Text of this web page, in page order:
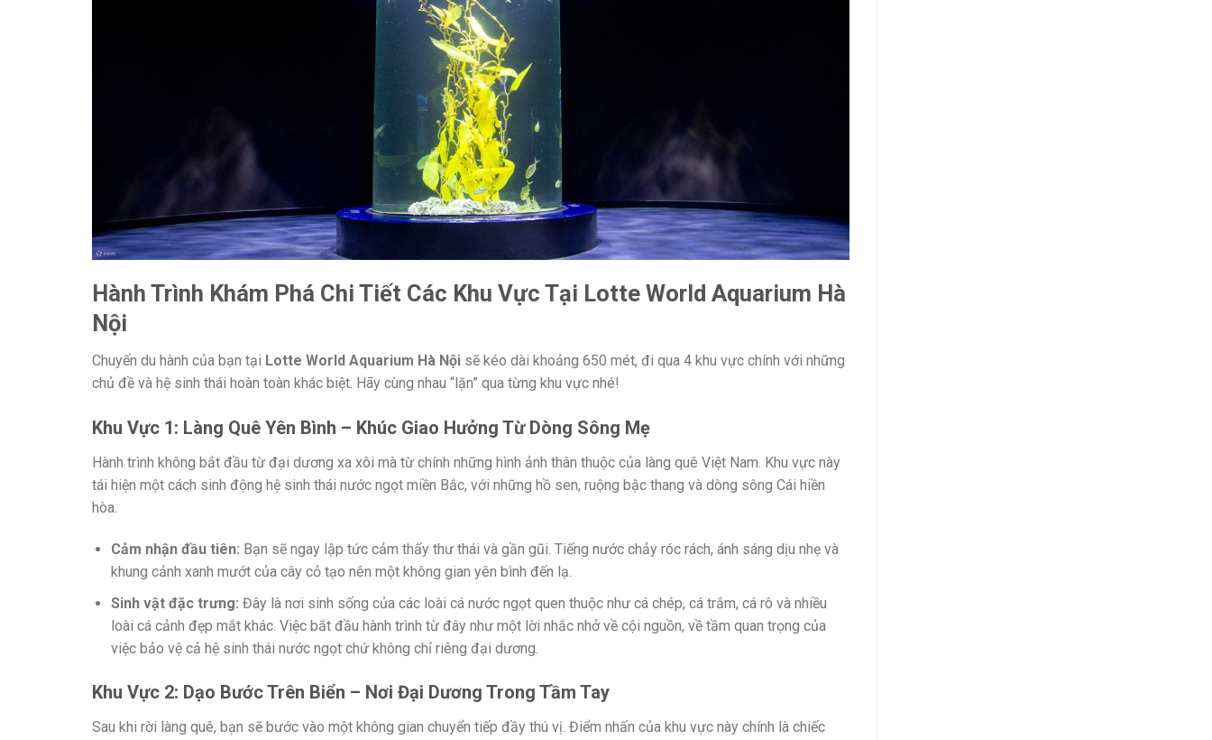
Hành Trình Khám Phá Chi Tiết Các Khu Vực Tại Lotte World Aquarium Hà
Nội
Chuyến du hành của bạn tại Lotte World Aquarium Hà Nội sẽ kéo dài khoảng 650 mét, đi qua 4 khu vực chính với những
chủ đề và hệ sinh thái hoàn toàn khác biệt. Hãy cùng nhau “lặn” qua từng khu vực nhé!
Khu Vực 1: Làng Quê Yên Bình – Khúc Giao Hưởng Từ Dòng Sông Mẹ
Hành trình không bắt đầu từ đại dương xa xôi mà từ chính những hình ảnh thân thuộc của làng quê Việt Nam. Khu vực này
tái hiện một cách sinh động hệ sinh thái nước ngọt miền Bắc, với những hồ sen, ruộng bậc thang và dòng sông Cái hiền
hòa.
Cảm nhận đầu tiên: Bạn sẽ ngay lập tức cảm thấy thư thái và gần gũi. Tiếng nước chảy róc rách, ánh sáng dịu nhẹ và
khung cảnh xanh mướt của cây cỏ tạo nên một không gian yên bình đến lạ.
Sinh vật đặc trưng: Đây là nơi sinh sống của các loài cá nước ngọt quen thuộc như cá chép, cá trắm, cá rô và nhiều
loài cá cảnh đẹp mắt khác. Việc bắt đầu hành trình từ đây như một lời nhắc nhở về cội nguồn, về tầm quan trọng của
việc bảo vệ cả hệ sinh thái nước ngọt chứ không chỉ riêng đại dương.
Khu Vực 2: Dạo Bước Trên Biển – Nơi Đại Dương Trong Tầm Tay
Sau khi rời làng quê, bạn sẽ bước vào một không gian chuyển tiếp đầy thú vị. Điểm nhấn của khu vực này chính là chiếc